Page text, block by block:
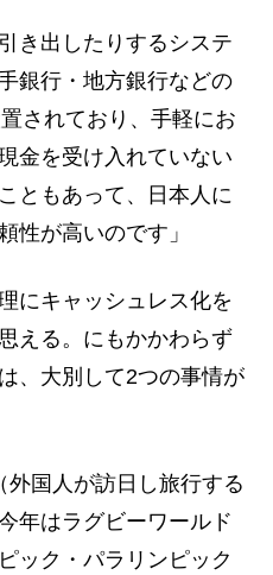
き出したりするシステ
銀行・地方銀行などの
されており、手軽にお
金を受け入れていない
ともあって、日本人に
性が高いのです」
にキャッシュレス化を
える。にもかかわらず
、大別して2つの事情が
外国人が訪日し旅行する
年はラグビーワールド
ック・パラリンピック